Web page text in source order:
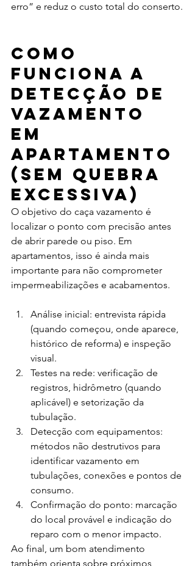
erro” e reduz o custo total do conserto.
Como
funciona a
detecção de
vazamento
em
apartamento
(sem quebra
excessiva)
O objetivo do caça vazamento é
localizar o ponto com precisão antes
de abrir parede ou piso. Em
apartamentos, isso é ainda mais
importante para não comprometer
impermeabilizações e acabamentos.
Análise inicial: entrevista rápida
(quando começou, onde aparece,
histórico de reforma) e inspeção
visual.
Testes na rede: verificação de
registros, hidrômetro (quando
aplicável) e setorização da
tubulação.
Detecção com equipamentos:
métodos não destrutivos para
identificar vazamento em
tubulações, conexões e pontos de
consumo.
Confirmação do ponto: marcação
do local provável e indicação do
reparo com o menor impacto.
Ao final, um bom atendimento
também orienta sobre próximos